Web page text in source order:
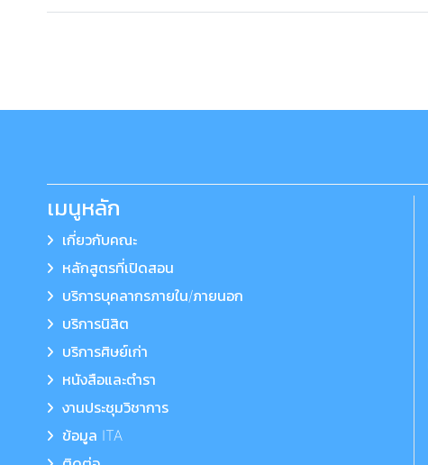
เมนูหลัก
เกี่ยวกับคณะ
หลักสูตรที่เปิดสอน
บริการบุคลากรภายใน/ภายนอก
บริการนิสิต
บริการศิษย์เก่า
หนังสือและตำรา
งานประชุมวิชาการ
ข้อมูล ITA